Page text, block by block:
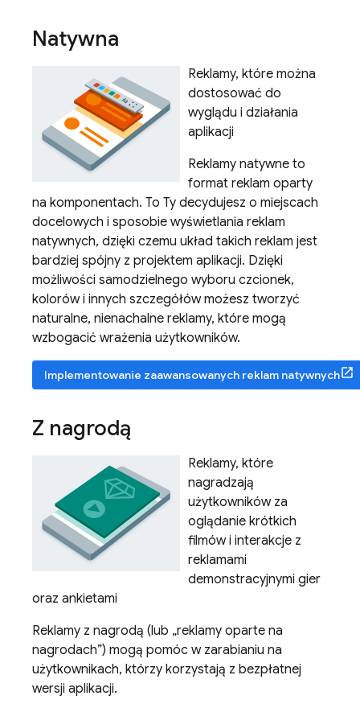
Natywna
Reklamy, które można
dostosować do
wyglądu i działania
aplikacji
Reklamy natywne to
format reklam oparty
na komponentach. To Ty decydujesz o miejscach
docelowych i sposobie wyświetlania reklam
natywnych, dzięki czemu układ takich reklam jest
bardziej spójny z projektem aplikacji. Dzięki
możliwości samodzielnego wyboru czcionek,
kolorów i innych szczegółów możesz tworzyć
naturalne, nienachalne reklamy, które mogą
wzbogacić wrażenia użytkowników.
Implementowanie zaawansowanych reklam natywnych
Z nagrodą
Reklamy, które
nagradzają
użytkowników za
oglądanie krótkich
filmów i interakcje z
reklamami
demonstracyjnymi gier
oraz ankietami
Reklamy z nagrodą (lub „reklamy oparte na
nagrodach”) mogą pomóc w zarabianiu na
użytkownikach, którzy korzystają z bezpłatnej
wersji aplikacji.